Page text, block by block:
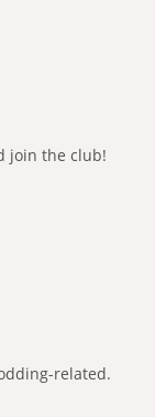
join the club!
related.